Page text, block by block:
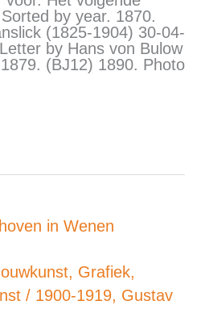
by year. 1870.
(1825-1904) 30-04-
by Hans von Bulow
(BJ12) 1890. Photo
in Wenen
, Grafiek,
/ 1900-1919, Gustav